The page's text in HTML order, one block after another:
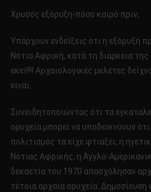
Χρυσός εξόρυξη-πόσο καιρό πριν;
Υπάρχουν ενδείξεις ότι η εξόρυξη
Νότια Αφρική, κατά τη διάρκεια
εκεί!!!! Αρχαιολογικές μελέτες
είναι.
Συνειδητοποιώντας ότι τα
ορυχεία μπορεί να υποδεικνύουν
πολιτισμός τα είχε φτιάξει, η
Νότιας Αφρικής, η Άγγλο-
δεκαετία του 1970 απασχόλησαν
τέτοια αρχαία ορυχεία. Δημοσίευση